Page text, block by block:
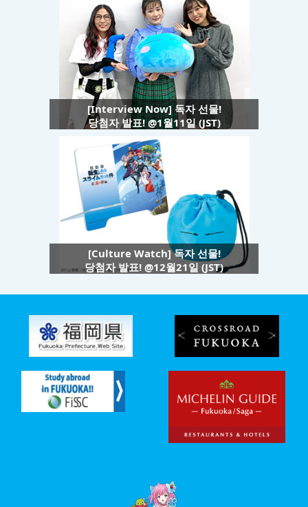
[Interview Now] 독자 선물!
당첨자 발표! @1월11일 (JST)
[Culture Watch] 독자 선물!
당첨자 발표! @12월21일 (JST)